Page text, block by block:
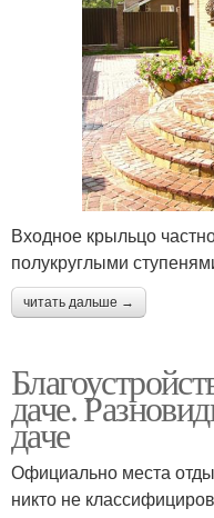
Входное крыльцо
полукруглыми
читать дальше →
даче.
даче
Официально места
никто не